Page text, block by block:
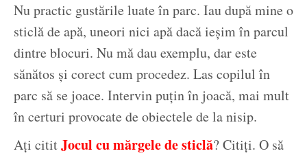
Nu practic gustările luate în parc. Iau după mine o
sticlă de apă, uneori nici apă dacă ieșim în parcul
dintre blocuri. Nu mă dau exemplu, dar este
sănătos și corect cum procedez. Las copilul în
parc să se joace. Intervin puțin în joacă, mai mult
în certuri provocate de obiectele de la nisip.
Ați cititJocul cu mărgele de sticlă? Citiți. O să